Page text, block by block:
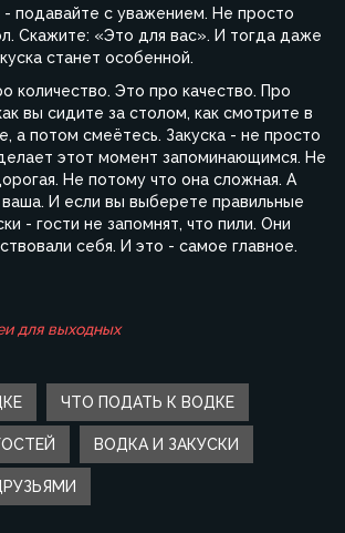
- подавайте с уважением. Не просто
Скажите: «Это для вас». И тогда даже
станет особенной.
количество. Это про качество. Про
вы сидите за столом, как смотрите в
а потом смеётесь. Закуска - не просто
этот момент запоминающимся. Не
Не потому что она сложная. А
И если вы выберете правильные
- гости не запомнят, что пили. Они
себя. И это - самое главное.
для выходных
ЧТО ПОДАТЬ К ВОДКЕ
ВОДКА И ЗАКУСКИ